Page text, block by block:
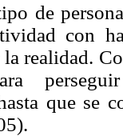
de
con
la realidad.
que se